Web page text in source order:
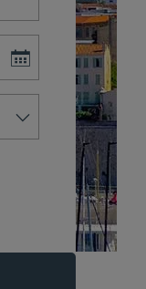
select a date.
to interact with the